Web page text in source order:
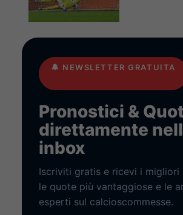
🔔 NEWSLETTER GRATUITA
Pronostici &
direttamente
inbox
Iscriviti gratis e ricevi i migliori
le quote più vantaggiose e le
esperti sul calcioscommesse.